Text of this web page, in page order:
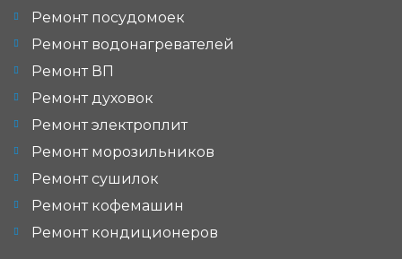
Ремонт посудомоек
Ремонт водонагревателей
Ремонт ВП
Ремонт духовок
Ремонт электроплит
Ремонт морозильников
Ремонт сушилок
Ремонт кофемашин
Ремонт кондиционеров